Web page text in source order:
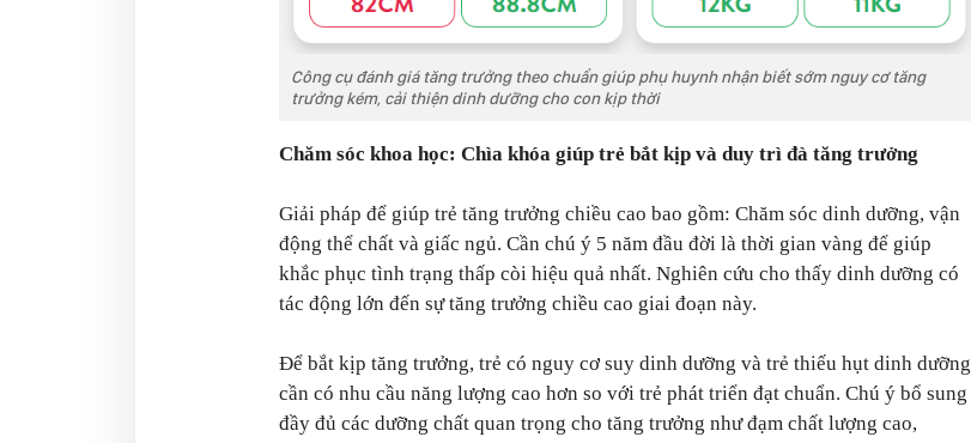
Công cụ đánh giá tăng trưởng theo chuẩn giúp phụ huynh nhận biết sớm nguy cơ tăng
trưởng kém, cải thiện dinh dưỡng cho con kịp thời
Chăm sóc khoa học: Chìa khóa giúp trẻ bắt kịp và duy trì đà tăng trưởng
Giải pháp để giúp trẻ tăng trưởng chiều cao bao gồm: Chăm sóc dinh dưỡng, vận
động thể chất và giấc ngủ. Cần chú ý 5 năm đầu đời là thời gian vàng để giúp
khắc phục tình trạng thấp còi hiệu quả nhất. Nghiên cứu cho thấy dinh dưỡng có
tác động lớn đến sự tăng trưởng chiều cao giai đoạn này.
Để bắt kịp tăng trưởng, trẻ có nguy cơ suy dinh dưỡng và trẻ thiếu hụt dinh dưỡng
cần có nhu cầu năng lượng cao hơn so với trẻ phát triển đạt chuẩn. Chú ý bổ sung
đầy đủ các dưỡng chất quan trọng cho tăng trưởng như đạm chất lượng cao,